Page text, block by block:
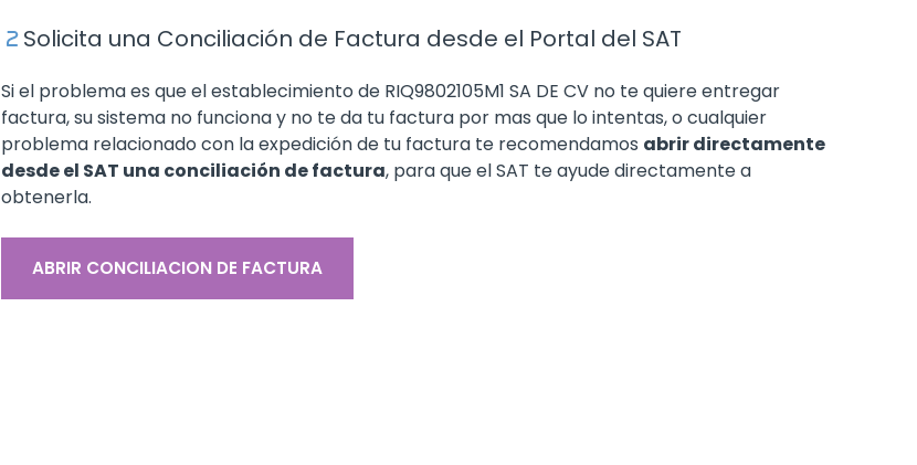
Solicita una Conciliación de Factura desde el Portal del SAT
Si el problema es que el establecimiento de RIQ9802105M1 SA DE CV no te quiere entregar
factura, su sistema no funciona y no te da tu factura por mas que lo intentas, o cualquier
problema relacionado con la expedición de tu factura te recomendamos abrir directamente
desde el SAT una conciliación de factura, para que el SAT te ayude directamente a
obtenerla.
ABRIR CONCILIACION DE FACTURA